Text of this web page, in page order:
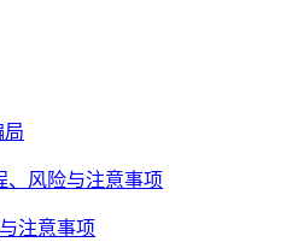
局
、风险与注意事项
注意事项